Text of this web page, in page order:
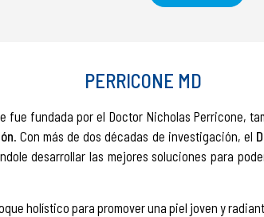
PERRICONE MD
fue fundada por el Doctor Nicholas Perricone,
. Con más de dos décadas de investigación, el
desarrollar las mejores soluciones para
holístico para promover una piel joven y